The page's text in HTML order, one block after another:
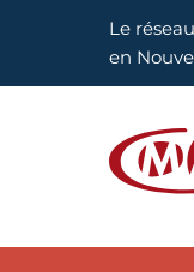
Aller en haut de
Le
en